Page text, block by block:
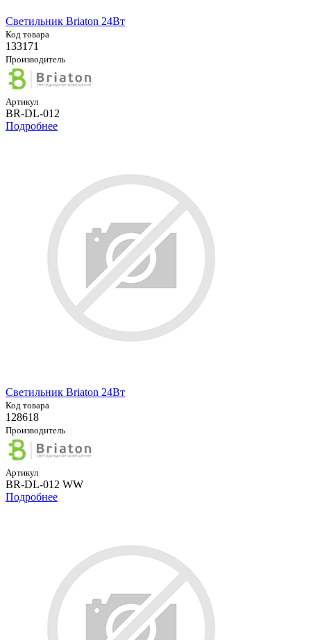
Светильник Briaton 24Вт
Код товара
133171
Производитель
Артикул
BR-DL-012
Подробнее
Светильник Briaton 24Вт
Код товара
128618
Производитель
Артикул
BR-DL-012 WW
Подробнее